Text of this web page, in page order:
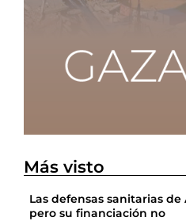
Más visto
Las defensas sanitarias
pero su financiación no